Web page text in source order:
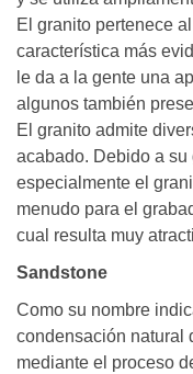
El granito pertenece
característica más
le da a la gente una
algunos también
El granito admite
acabado. Debido a
especialmente el
menudo para el
cual resulta muy
Sandstone
Como su nombre
condensación natural
mediante el proceso